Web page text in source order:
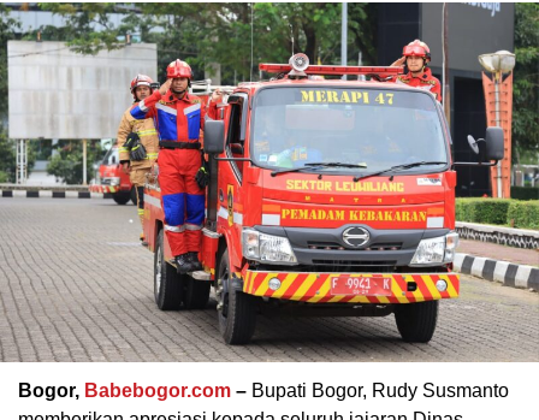
Bogor, Babebogor.com – Bupati Bogor, Rudy Susmanto